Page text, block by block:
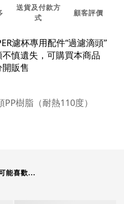
送貨及付款方
式
顧客評價
濾杯專用配件“過濾滴頭”
慎遺失，可購買本商品
販售
PP樹脂（耐熱110度）
能喜歡...